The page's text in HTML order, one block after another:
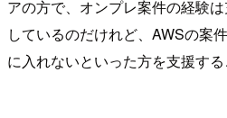
アの方で、オンプレ案件の経験
しているのだけれど、AWSの案
に入れないといった方を支援する